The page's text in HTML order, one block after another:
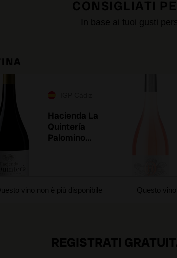
CONSIGLIATI
In base ai tuoi gusti
Hacienda La
Quintería
Palomino
vino non è più disponibile Questo
REGISTRATI